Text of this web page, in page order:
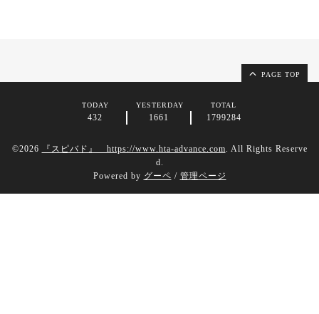
PAGE TOP
TODAY
432
YESTERDAY
1661
TOTAL
1799284
©2026 『スピバド』 https://www.hta-advance.com. All Rights Reserve
d.
Powered by グーペ / 管理ページ